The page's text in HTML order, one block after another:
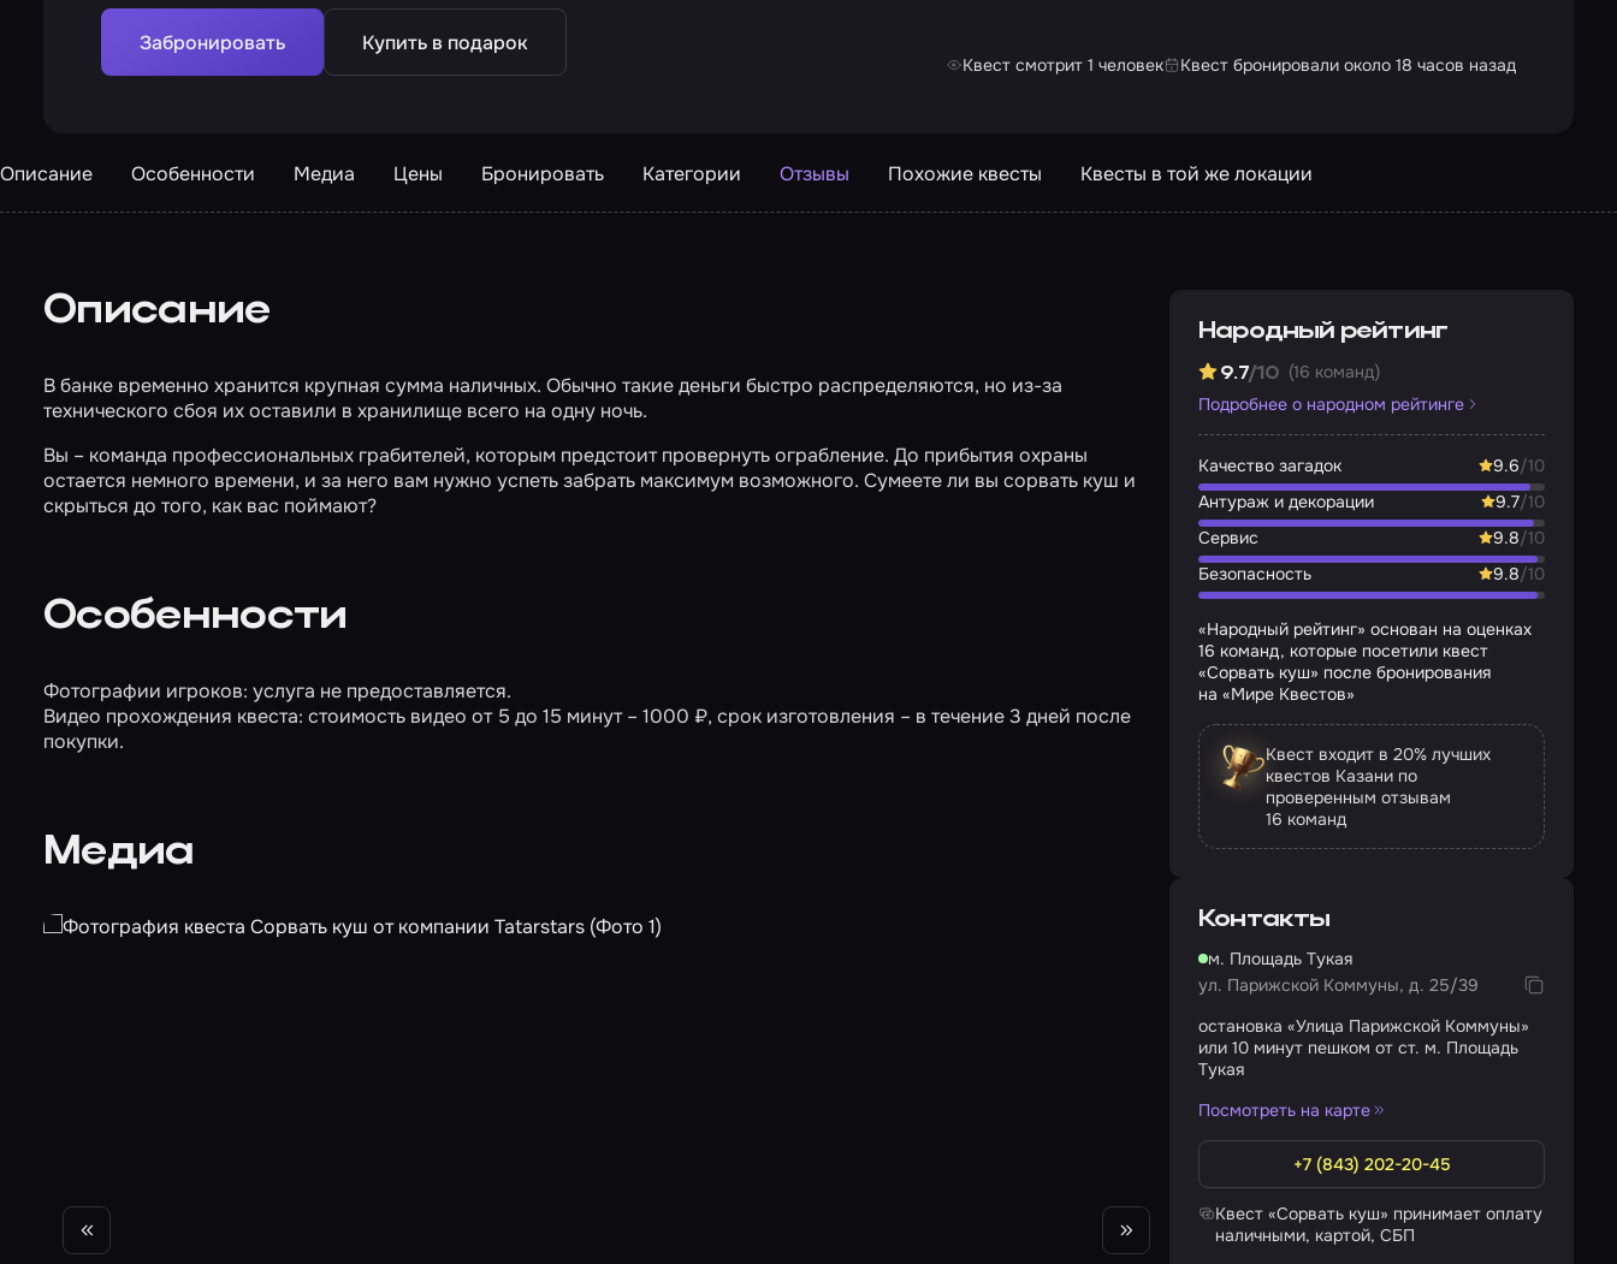
Забронировать Купить в подарок
Квест смотрит 1 человек Квест бронировали около 18 часов назад
Описание Особенности Медиа Цены Бронировать Категории Отзывы Похожие квесты Квесты в той же локации
Описание
В банке временно хранится крупная сумма наличных. Обычно такие деньги быстро распределяются, но из-за
технического сбоя их оставили в хранилище всего на одну ночь.
Вы – команда профессиональных грабителей, которым предстоит провернуть ограбление. До прибытия охраны
остается немного времени, и за него вам нужно успеть забрать максимум возможного. Сумеете ли вы сорвать куш и
скрыться до того, как вас поймают?
Особенности
Фотографии игроков: услуга не предоставляется.
Видео прохождения квеста: стоимость видео от 5 до 15 минут – 1000 ₽, срок изготовления – в течение 3 дней после
покупки.
Медиа
Народный рейтинг
9.7/10 (16 команд)
Подробнее о народном рейтинге
Качество загадок 9.6/10
Антураж и декорации
9.7/10
Сервис
9.8/10
Безопасность
9.8/10
«Народный рейтинг» основан на оценках
16 команд, которые посетили квест
«Сорвать куш» после бронирования
на «Мире Квестов»
Квест входит в 20% лучших
квестов Казани по
проверенным отзывам
16 команд
Контакты
м. Площадь Тукая
ул. Парижской Коммуны, д. 25/39
остановка «Улица Парижской Коммуны»
или 10 минут пешком от ст. м. Площадь
Тукая
Посмотреть на карте
+7 (843) 202-20-45
Квест «Сорвать куш» принимает оплату
наличными, картой, СБП